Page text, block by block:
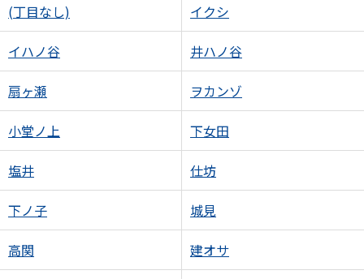
(丁目なし) イクシ
イハノ谷 井ハノ谷
扇ヶ瀬 ヲカンゾ
小堂ノ上 下女田
塩井 仕坊
下ノ子 城見
高関 建オサ